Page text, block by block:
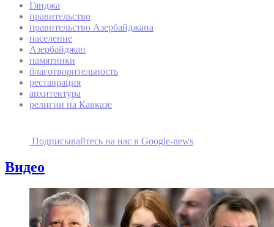
Гянджа
правительство
правительство Азербайджана
население
Азербайджан
памятники
благотворительность
реставрация
архитектура
религии на Кавказе
Подписывайтесь на наc в Google-news
Видео